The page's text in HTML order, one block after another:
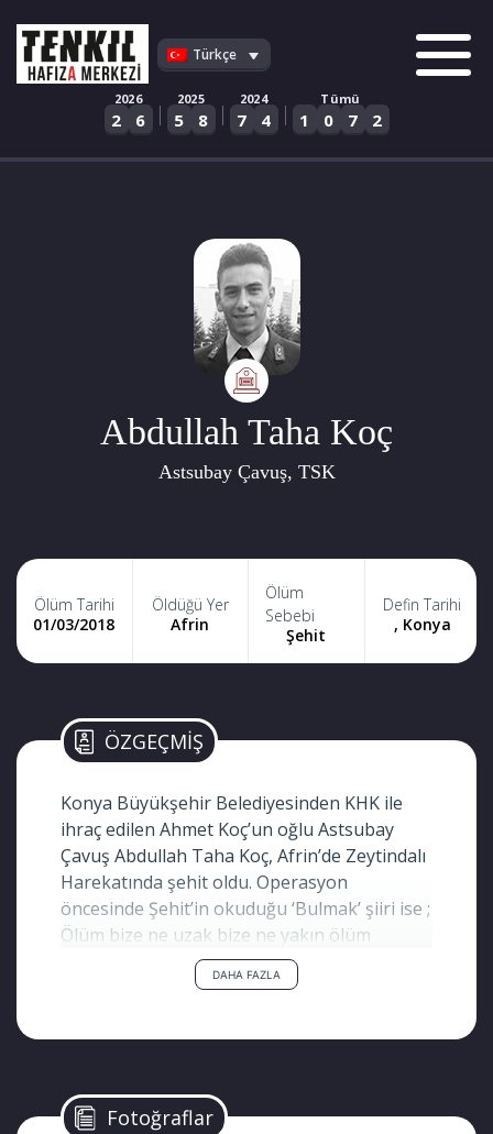
content
Türkçe
2026
2 6 |
2025
5 8 |
2024
7 4 |
Tümü
1 0 7 2
Abdullah Taha Koç
Astsubay Çavuş, TSK
Ölüm Tarihi
01/03/2018
Öldüğü Yer
Afrin
Ölüm
Sebebi
Şehit
Defin Tarihi
, Konya
ÖZGEÇMİŞ
Konya Büyükşehir Belediyesinden KHK ile
ihraç edilen Ahmet Koç’un oğlu Astsubay
Çavuş Abdullah Taha Koç, Afrin’de Zeytindalı
Harekatında şehit oldu. Operasyon
öncesinde Şehit’in okuduğu ‘Bulmak’ şiiri ise ;
Ölüm bize ne uzak bize ne yakın ölüm
Ölümsüzlüğü tattık bize ne yapsın ölüm.
Hafızalara kazınmıştı.
DAHA FAZLA
Fotoğraflar